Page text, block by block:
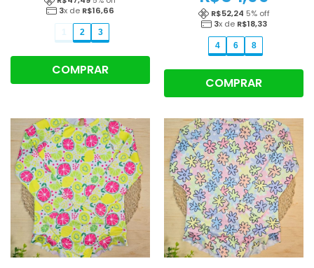
3x de R$16,66
1 2 3
COMPRAR
R$52,24 5% off
3x de R$18,33
4 6 8
COMPRAR